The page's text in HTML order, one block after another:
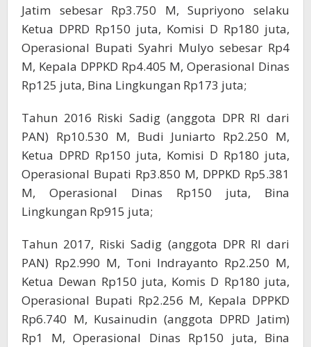
Jatim sebesar Rp3.750 M, Supriyono selaku
Ketua DPRD Rp150 juta, Komisi D Rp180 juta,
Operasional Bupati Syahri Mulyo sebesar Rp4
M, Kepala DPPKD Rp4.405 M, Operasional Dinas
Rp125 juta, Bina Lingkungan Rp173 juta;
Tahun 2016 Riski Sadig (anggota DPR RI dari
PAN) Rp10.530 M, Budi Juniarto Rp2.250 M,
Ketua DPRD Rp150 juta, Komisi D Rp180 juta,
Operasional Bupati Rp3.850 M, DPPKD Rp5.381
M, Operasional Dinas Rp150 juta, Bina
Lingkungan Rp915 juta;
Tahun 2017, Riski Sadig (anggota DPR RI dari
PAN) Rp2.990 M, Toni Indrayanto Rp2.250 M,
Ketua Dewan Rp150 juta, Komis D Rp180 juta,
Operasional Bupati Rp2.256 M, Kepala DPPKD
Rp6.740 M, Kusainudin (anggota DPRD Jatim)
Rp1 M, Operasional Dinas Rp150 juta, Bina